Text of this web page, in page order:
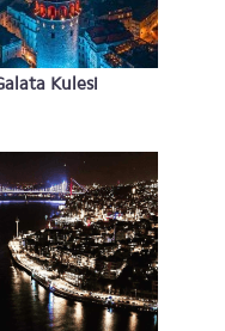
Kulesi